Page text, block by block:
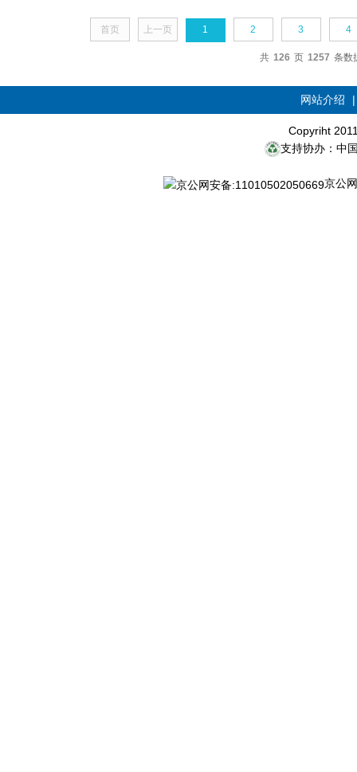
首页 上一页 1 2 3 4
共 126 页 1257 条数
网站介绍
Copyriht
支持协办：中
京公